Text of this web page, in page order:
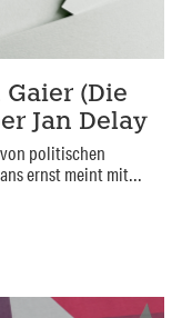
Gaier (Die
Jan Delay
politischen
ernst meint mit...